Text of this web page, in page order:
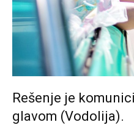
Rešenje je
glavom (Vodolija).